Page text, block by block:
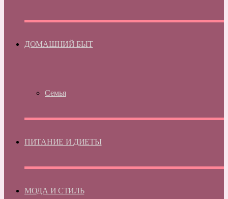
ДОМАШНИЙ БЫТ
Семья
ПИТАНИЕ И ДИЕТЫ
МОДА И СТИЛЬ